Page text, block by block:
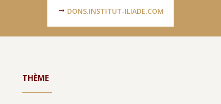
DONS.INSTITUT-ILIADE.COM
THÈME